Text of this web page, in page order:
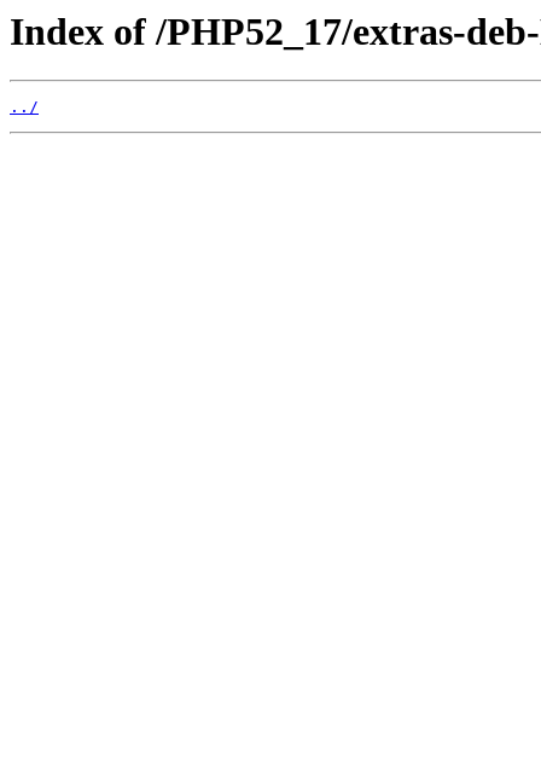
Index of /PHP52_17/extras-
../